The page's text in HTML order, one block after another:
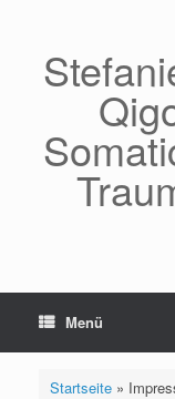
Menü
Startseite»